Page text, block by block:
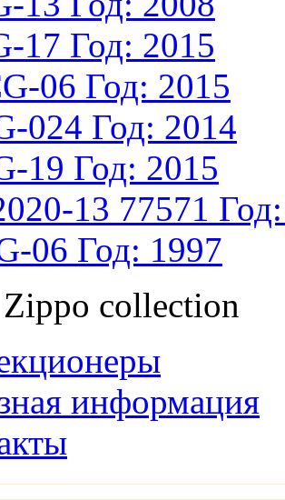
17 Год: 2015
06 Год: 2015
024 Год: 2014
19 Год: 2015
13 77571
06 Год: 1997
collection
информация